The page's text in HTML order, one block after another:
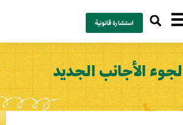
استشارة قانونية
الأجانب الجديد